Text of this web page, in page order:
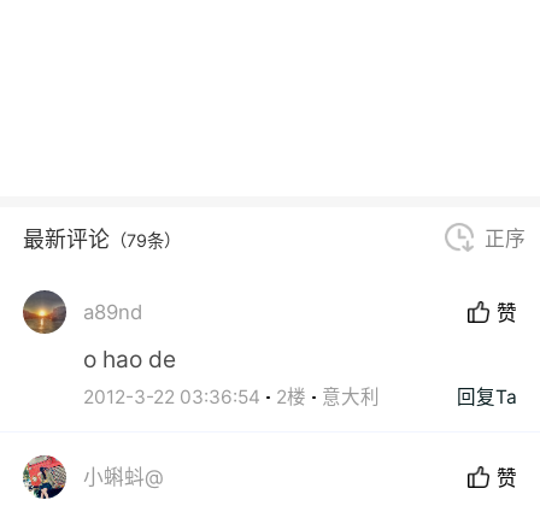
最新评论 （79条） 正序
a89nd 赞
o hao de
2012-3-22 03:36:54 2楼 意大利 回复Ta
小蝌蚪@ 赞